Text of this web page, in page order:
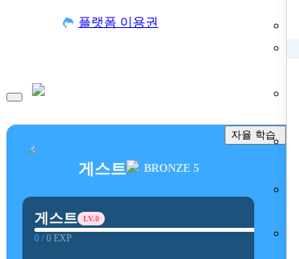
플랫폼 이용권
자율 학습
게스트 BRONZE 5
게스트 LV.0
0 / 0 EXP